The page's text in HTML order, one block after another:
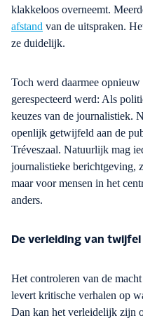
klakkeloos overneemt.
afstand van de uitspraken.
ze duidelijk.
Toch werd daarmee opnieuw
gerespecteerd werd: Als
keuzes van de journalistiek.
openlijk getwijfeld aan de
Tréveszaal. Natuurlijk mag
journalistieke berichtgeving,
maar voor mensen in het
anders.
De verleiding van twijfel
Het controleren van de
levert kritische verhalen op
Dan kan het verleidelijk zijn